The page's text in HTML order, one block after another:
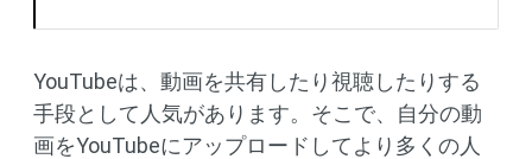
YouTubeは、動画を共有したり視聴したりする
手段として人気があります。そこで、自分の動
画をYouTubeにアップロードしてより多くの人